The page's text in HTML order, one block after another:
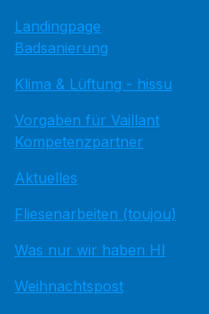
Landingpage
Badsanierung
Klima & Lüftung - hissu
Vorgaben für Vaillant
Kompetenzpartner
Aktuelles
Fliesenarbeiten (toujou)
Was nur wir haben HI
Weihnachtspost